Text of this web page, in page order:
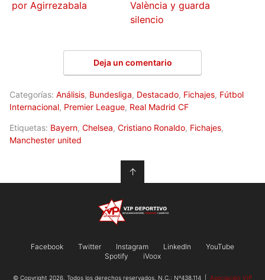
por Agirrezabala
València y guarda
silencio
Deja un comentario
Categorías: Análisis, Bundesliga, Destacado, Fichajes, Fútbol
Internacional, Premier League, Real Madrid CF
Etiquetas: Bayern, Chelsea, Cristiano Ronaldo, Fichajes,
Manchester united
↑
Facebook Twitter Instagram LinkedIn
YouTube
Spotify
iVoox
© Copyright 2026, Todos los derechos reservados. N.C.: Nº438.114 | Asociación VIP